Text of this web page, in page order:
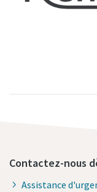
Contactez-nous
Assistance